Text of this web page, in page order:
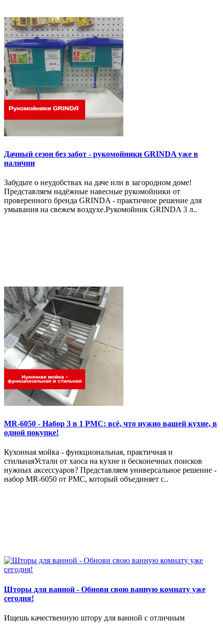
Дачный сезон без забот - рукомойники GRINDA уже в
наличии
Забудьте о неудобствах на даче или в загородном доме!
Представляем надёжные навесные рукомойники от
проверенного бренда GRINDA - практичное решение для
умывания на свежем воздухе.Рукомойник GRINDA 3 л..
MR-6050 - Набор 3 в 1 РМС: всё, что нужно вашей кухне, в
одной покупке!
Кухонная мойка - функциональная, практичная и
стильнаяУстали от хаоса на кухне и бесконечных поисков
нужных аксессуаров? Представляем универсальное решение -
набор MR-6050 от РМС, который объединяет с..
Шторы для ванной - Обнови свою ванную комнату уже
сегодня!
Ищешь качественную штору для ванной с отличным